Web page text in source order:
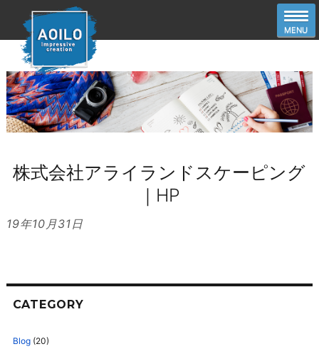
株式会社アライランドスケーピング
｜HP
19年10月31日
CATEGORY
Blog(20)